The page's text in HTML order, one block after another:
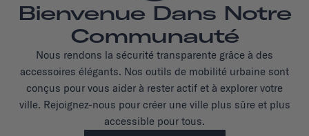
Bienvenue Dans Notre
Communauté
Nous rendons la sécurité transparente grâce à des
accessoires élégants. Nos outils de mobilité urbaine sont
conçus pour vous aider à rester actif et à explorer votre
ville. Rejoignez-nous pour créer une ville plus sûre et plus
accessible pour tous.